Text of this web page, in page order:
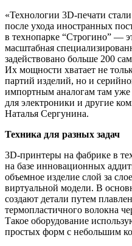
«Технологии 3D-печати
после ухода иностранных
в технопарке “Строгино” —
масштабная
задействовано больше 200
Их мощности хватает не
партий изделий, но и
импортным аналогам там уже
для электроники и другие
Наталья Сергунина.
Техника для разных задач
3D-принтеры на фабрике в
на базе инновационных
объемное изделие слой за
виртуальной модели. В
создают детали путем
термопластичного волокна
Такое оборудование
простых форм с небольшим